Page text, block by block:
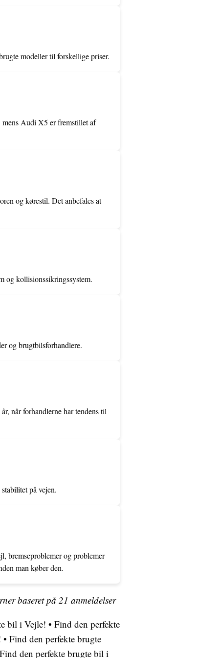
modeller til forskellige priser.
Audi X5 er fremstillet af
og kørestil. Det anbefales at
og kollisionssikringssystem.
og brugtbilsforhandlere.
når forhandlerne har tendens til
på vejen.
bremseproblemer og problemer
man køber den.
baseret på 21 anmeldelser
bil i Vejle! • Find den perfekte
• Find den perfekte brugte
Find den perfekte brugte bil i